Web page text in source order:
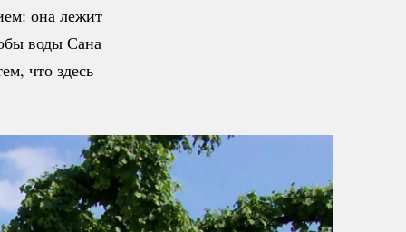
она лежит
воды Сана
что здесь